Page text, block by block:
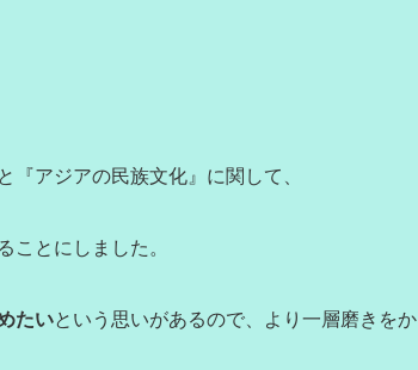
アジアの民族文化』に関して、
ことにしました。
たいという思いがあるので、より一層磨きをか